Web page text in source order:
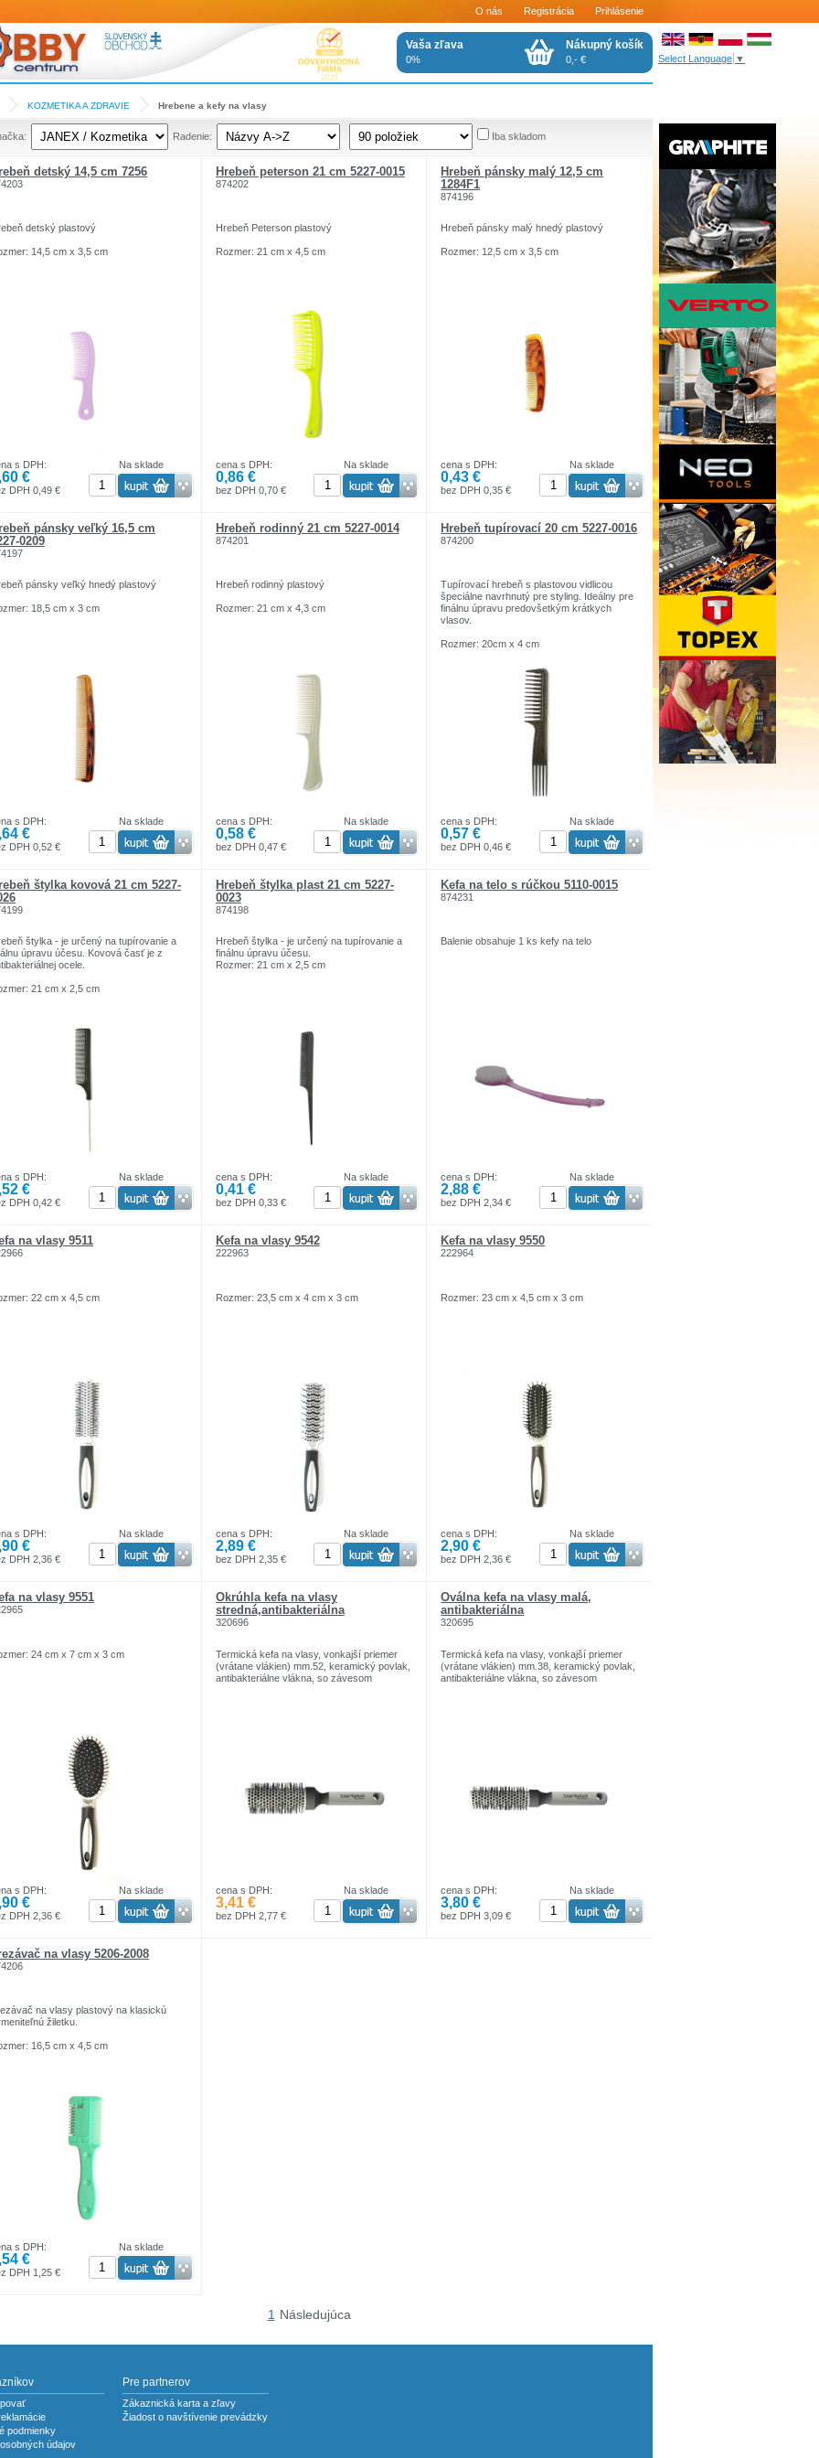
KOZMETIKA A ZDRAVIE Hrebene a kefy na vlasy
Radenie: Iba skladom
detský 14,5 cm 7256
detský plastový
14,5 cm x 3,5 cm
Na sklade
s DPH:
€
DPH 0,49 €
Hrebeň peterson 21 cm 5227-0015
874202
Hrebeň Peterson plastový
Rozmer: 21 cm x 4,5 cm
Na sklade
cena s DPH:
0,86 €
bez DPH 0,70 €
Hrebeň pánsky malý 12,5 cm
1284F1
874196
Hrebeň pánsky malý hnedý plastový
Rozmer: 12,5 cm x 3,5 cm
Na sklade
cena s DPH:
0,43 €
bez DPH 0,35 €
pánsky veľký 16,5 cm
0209
pánsky veľký hnedý plastový
18,5 cm x 3 cm
Na sklade
s DPH:
€
DPH 0,52 €
Hrebeň rodinný 21 cm 5227-0014
874201
Hrebeň rodinný plastový
Rozmer: 21 cm x 4,3 cm
Na sklade
cena s DPH:
0,58 €
bez DPH 0,47 €
Hrebeň tupírovací 20 cm 5227-0016
874200
Tupírovací hrebeň s plastovou vidlicou
špeciálne navrhnutý pre styling. Ideálny pre
finálnu úpravu predovšetkým krátkych
vlasov.
Rozmer: 20cm x 4 cm
Na sklade
cena s DPH:
0,57 €
bez DPH 0,46 €
štylka kovová 21 cm 5227-
štylka - je určený na tupírovanie a
úpravu účesu. Kovová časť je z
ocele.
21 cm x 2,5 cm
Na sklade
s DPH:
€
DPH 0,42 €
Hrebeň štylka plast 21 cm 5227-
0023
874198
Hrebeň štylka - je určený na tupírovanie a
finálnu úpravu účesu.
Rozmer: 21 cm x 2,5 cm
Na sklade
cena s DPH:
0,41 €
bez DPH 0,33 €
Kefa na telo s rúčkou 5110-0015
874231
Balenie obsahuje 1 ks kefy na telo
Na sklade
cena s DPH:
2,88 €
bez DPH 2,34 €
na vlasy 9511
22 cm x 4,5 cm
Na sklade
s DPH:
€
DPH 2,36 €
Kefa na vlasy 9542
222963
Rozmer: 23,5 cm x 4 cm x 3 cm
Na sklade
cena s DPH:
2,89 €
bez DPH 2,35 €
Kefa na vlasy 9550
222964
Rozmer: 23 cm x 4,5 cm x 3 cm
Na sklade
cena s DPH:
2,90 €
bez DPH 2,36 €
na vlasy 9551
24 cm x 7 cm x 3 cm
Na sklade
s DPH:
€
DPH 2,36 €
Okrúhla kefa na vlasy
stredná,antibakteriálna
320696
Termická kefa na vlasy, vonkajší priemer
(vrátane vlákien) mm.52, keramický povlak,
antibakteriálne vlákna, so závesom
Na sklade
cena s DPH:
3,41 €
bez DPH 2,77 €
Oválna kefa na vlasy malá,
antibakteriálna
320695
Termická kefa na vlasy, vonkajší priemer
(vrátane vlákien) mm.38, keramický povlak,
antibakteriálne vlákna, so závesom
Na sklade
cena s DPH:
3,80 €
bez DPH 3,09 €
na vlasy 5206-2008
na vlasy plastový na klasickú
žiletku.
16,5 cm x 4,5 cm
Na sklade
s DPH:
€
DPH 1,25 €
1 Následujúca
podmienky
údajov
Pre partnerov
Zákaznická karta a zľavy
Žiadost o navštívenie prevádzky
O nás Registrácia Prihlásenie
Nákupný košík
0,- €
Vaša zľava
0% Select Language ▼